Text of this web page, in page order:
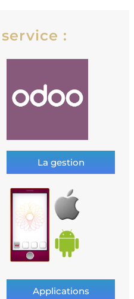
:
La gestion
Applications